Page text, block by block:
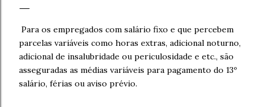
Para os empregados com salário fixo e que percebem
parcelas variáveis como horas extras, adicional noturno,
adicional de insalubridade ou periculosidade e etc., são
asseguradas as médias variáveis para pagamento do 13º
salário, férias ou aviso prévio.